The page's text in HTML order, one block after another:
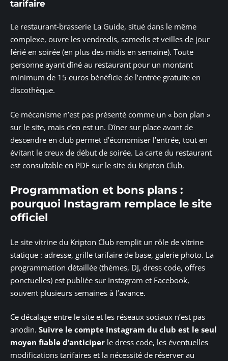
tarifaire
Le restaurant-brasserie La Guide, situé dans le même
complexe, ouvre les vendredis, samedis et veilles de jour
férié en soirée (en plus des midis en semaine). Toute
personne ayant dîné au restaurant pour un montant
minimum de 15 euros bénéficie de l’entrée gratuite en
discothèque.
Ce mécanisme n’est pas présenté comme un « bon plan »
sur le site, mais c’en est un. Dîner sur place avant de
descendre en club permet d’économiser l’entrée, tout en
évitant le creux de début de soirée. La carte du restaurant
est consultable en PDF sur le site du Kripton Club.
Programmation et bons plans :
pourquoi Instagram remplace le site
officiel
Le site vitrine du Kripton Club remplit un rôle de vitrine
statique : adresse, grille tarifaire de base, galerie photo. La
programmation détaillée (thèmes, DJ, dress code, offres
ponctuelles) est publiée sur Instagram et Facebook,
souvent plusieurs semaines à l’avance.
Ce décalage entre le site et les réseaux sociaux n’est pas
anodin. Suivre le compte Instagram du club est le seul
moyen fiable d’anticiper le dress code, les éventuelles
modifications tarifaires et la nécessité de réserver au